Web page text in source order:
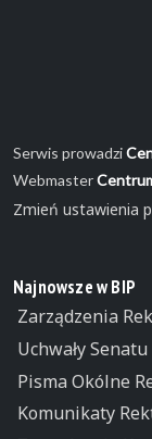
Serwis prowadzi
Webmaster
Zmień ustawienia
Najnowsze w BIP
Zarządzenia
Uchwały
Pisma Okólne
Komunikaty